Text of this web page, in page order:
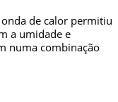
de calor permitiu
a umidade e
numa combinação